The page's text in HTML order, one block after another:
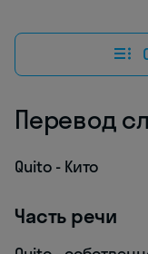
Перевод
Quito - Кито
Часть речи